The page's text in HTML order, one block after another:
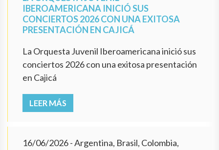
IBEROAMERICANA INICIÓ SUS
CONCIERTOS 2026 CON UNA EXITOSA
PRESENTACIÓN EN CAJICÁ
La Orquesta Juvenil Iberoamericana inició sus
conciertos 2026 con una exitosa presentación
en Cajicá
LEER MÁS
16/06/2026- Argentina, Brasil, Colombia,